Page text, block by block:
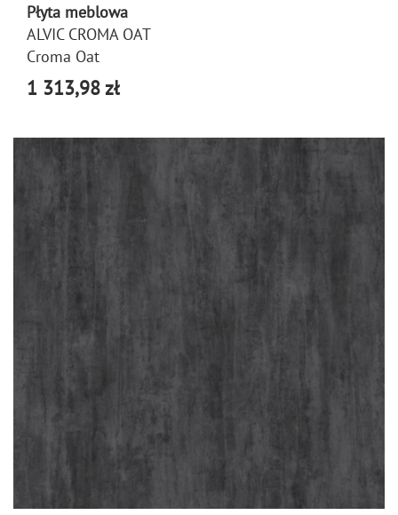
Płyta meblowa
ALVIC CROMA OAT
Croma Oat
1 313,98 zł